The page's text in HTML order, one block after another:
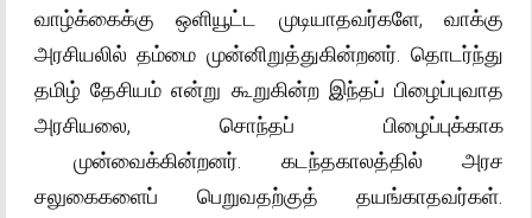
வாழ்க்கைக்கு ஒளியூட்ட முடியாதவர்களே, வாக்கு
அரசியலில் தம்மை முன்னிறுத்துகின்றனர். தொடர்ந்து
தமிழ் தேசியம் என்று கூறுகின்ற இந்தப் பிழைப்புவாத
அரசியலை, சொந்தப் பிழைப்புக்காக
முன்வைக்கின்றனர். கடந்தகாலத்தில் அரச
சலுகைகளைப் பெறுவதற்குத் தயங்காதவர்கள்.